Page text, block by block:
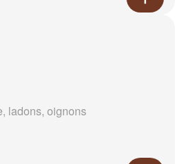
ladons, oignons